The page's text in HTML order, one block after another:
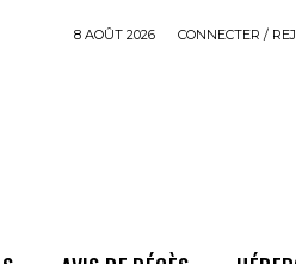
8 AOÛT 2026 CONNECTER /